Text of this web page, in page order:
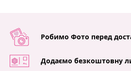
Робимо Фото перед
Додаємо безкоштовну